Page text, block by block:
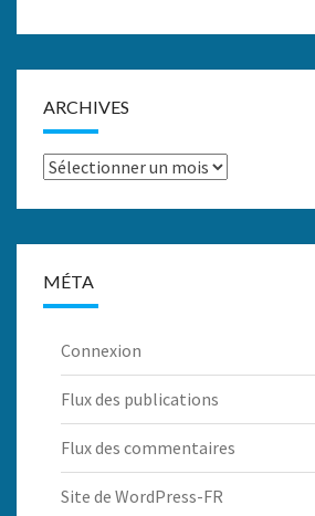
ARCHIVES
Archives
MÉTA
Connexion
Flux des publications
Flux des commentaires
Site de WordPress-FR